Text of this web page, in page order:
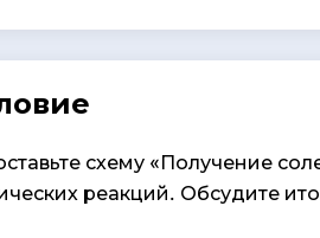
схему «Получение
реакций. Обсудите